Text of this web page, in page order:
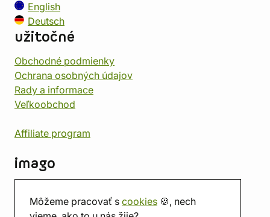
Môžeme pracovať s cookies 🍪, nech
English
Deutsch
užitočné
Obchodné podmienky
Ochrana osobných údajov
Rady a informace
Veľkoobchod
Affiliate program
imago
Predajňa